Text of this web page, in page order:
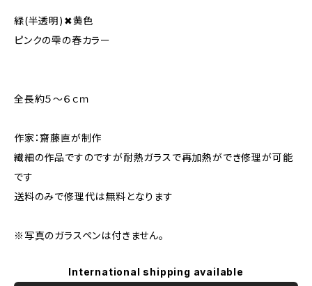
緑(半透明)✖︎黄色
ピンクの雫の春カラー
全長約５～６ｃｍ
作家：齋藤直が制作
繊細の作品ですのですが耐熱ガラスで再加熱ができ修理が可能
です
送料のみで修理代は無料となります
※写真のガラスペンは付きません。
International shipping available